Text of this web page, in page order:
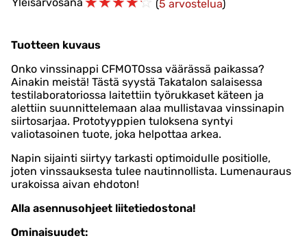
Yleisarvosana
(5 arvostelua)
Tuotteen kuvaus
Onko vinssinappi CFMOTOssa väärässä paikassa?
Ainakin meistä! Tästä syystä Takatalon salaisessa
testilaboratoriossa laitettiin työrukkaset käteen ja
alettiin suunnittelemaan alaa mullistavaa vinssinapin
siirtosarjaa. Prototyyppien tuloksena syntyi
valiotasoinen tuote, joka helpottaa arkea.
Napin sijainti siirtyy tarkasti optimoidulle positiolle,
joten vinssauksesta tulee nautinnollista. Lumenauraus
urakoissa aivan ehdoton!
Alla asennusohjeet liitetiedostona!
Ominaisuudet: